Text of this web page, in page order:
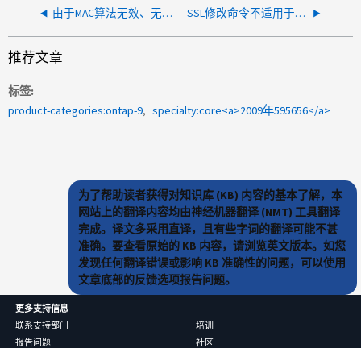
由于MAC算法无效、无法通过SSH连接到管理LIF SSL修改命令不适用于应用新证书
推荐文章
标签
product-categories:ontap-9
specialty:core<a>2009年595656</a>
为了帮助读者获得对知识库 (KB) 内容的基本了解，本
网站上的翻译内容均由神经机器翻译 (NMT) 工具翻译
完成。译文多采用直译，且有些字词的翻译可能不甚
准确。要查看原始的 KB 内容，请浏览英文版本。如您
发现任何翻译错误或影响 KB 准确性的问题，可以使用
文章底部的反馈选项报告问题。
更多支持信息
联系支持部门
报告问题
培训
社区